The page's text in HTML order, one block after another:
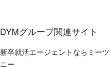
DYMグループ関連サイト
新卒就活エージェントならミー
ニー